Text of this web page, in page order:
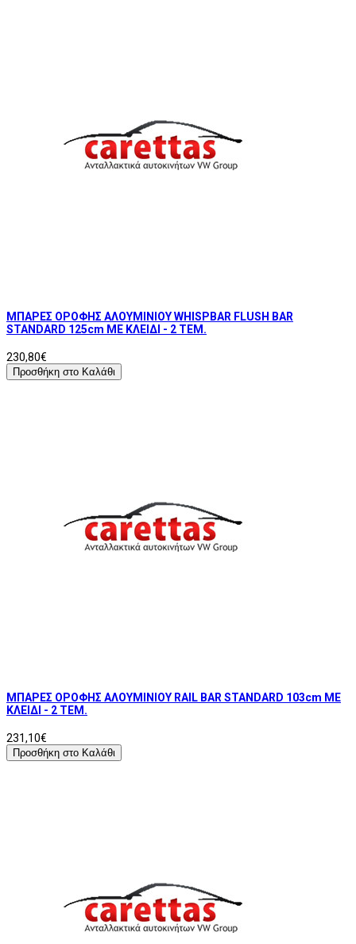
ΜΠΑΡΕΣ ΟΡΟΦΗΣ ΑΛΟΥΜΙΝΙΟΥ WHISPBAR FLUSH BAR
STANDARD 125cm ΜΕ ΚΛΕΙΔΙ - 2 TEM.
230,80€
Προσθήκη στο Καλάθι
ΜΠΑΡΕΣ ΟΡΟΦΗΣ ΑΛΟΥΜΙΝΙΟΥ RAIL BAR STANDARD 103cm ΜΕ
ΚΛΕΙΔΙ - 2 TEM.
231,10€
Προσθήκη στο Καλάθι